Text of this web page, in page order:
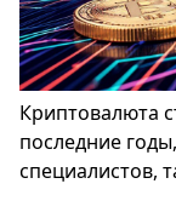
Криптовалюта
последние
специалистов,